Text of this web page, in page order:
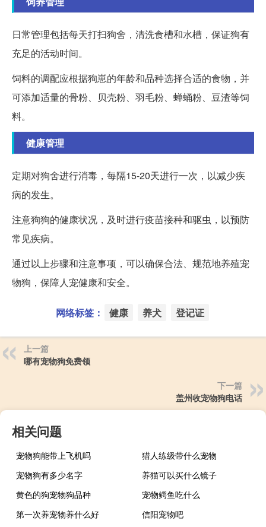
日常管理包括每天打扫狗舍，清洗食槽和水槽，保证狗有
充足的活动时间。
饲料的调配应根据狗崽的年龄和品种选择合适的食物，并
可添加适量的骨粉、贝壳粉、羽毛粉、蝉蛹粉、豆渣等饲
料。
健康管理
定期对狗舍进行消毒，每隔15-20天进行一次，以减少疾
病的发生。
注意狗狗的健康状况，及时进行疫苗接种和驱虫，以预防
常见疾病。
通过以上步骤和注意事项，可以确保合法、规范地养殖宠
物狗，保障人宠健康和安全。
网络标签： 健康 养犬 登记证
上一篇
哪有宠物狗免费领
下一篇
盖州收宠物狗电话
相关问题
宠物狗能带上飞机吗
猎人练级带什么宠物
宠物狗有多少名字
养猫可以买什么镜子
黄色的狗宠物狗品种
宠物鳄鱼吃什么
第一次养宠物养什么好
信阳宠物吧